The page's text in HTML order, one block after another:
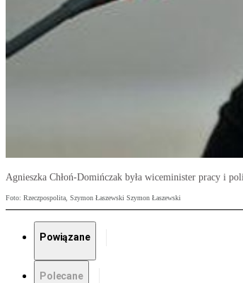
Agnieszka Chłoń-Domińczak była wiceminister pracy i
Foto: Rzeczpospolita, Szymon Łaszewski Szymon Łaszewski
Powiązane
Polecane